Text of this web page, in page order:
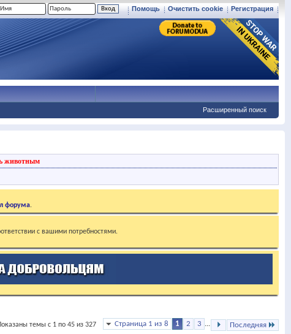
Регистрация
Очистить cookie
Помощь
Расширенный поиск
животным
форума.
с вашими потребностями.
Страница 1 из 8 1 2 3 ... Последняя
темы с 1 по 45 из 327